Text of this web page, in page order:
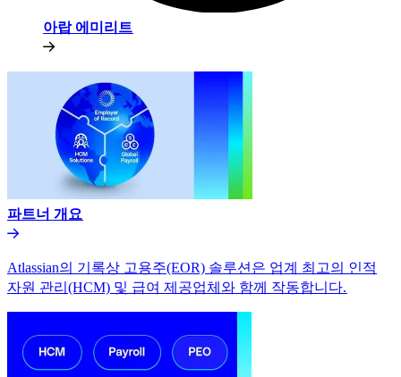
아랍 에미리트​​
파트너 개요​​
Atlassian의 기록상 고용주(EOR) 솔루션은 업계 최고의 인적
자원 관리(HCM) 및 급여 제공업체와 함께 작동합니다.​​